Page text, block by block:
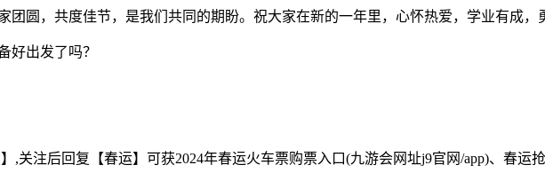
圆，共度佳节，是我们共同的期盼。祝大家在新的一年里，心怀热爱，学业有成，
出发了吗？
,关注后回复【春运】可获2024年春运火车票购票入口(九游会网址j9官网/app)、春